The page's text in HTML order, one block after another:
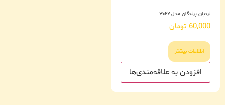
نردبان پرندگان مدل ۳۰۲۲
60,000 تومان
اطلاعات بیشتر
افزودن به علاقه‌مندی‌ها